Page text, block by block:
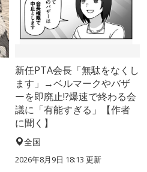
新任PTA会長「無駄をなくし
ます」→ベルマークやバザ
ーを即廃止!?爆速で終わる会
議に「有能すぎる」【作者
に聞く】
全国
2026年8月9日 18:13 更新